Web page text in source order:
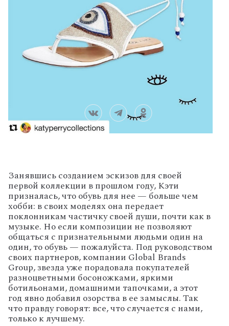
Занявшись созданием эскизов для своей
первой коллекции в прошлом году, Кэти
призналась, что обувь для нее — больше чем
хобби: в своих моделях она передает
поклонникам частичку своей души, почти как в
музыке. Но если композиции не позволяют
общаться с признательными людьми один на
один, то обувь — пожалуйста. Под руководством
своих партнеров, компании Global Brands
Group, звезда уже порадовала покупателей
разноцветными босоножками, яркими
ботильонами, домашними тапочками, а этот
год явно добавил озорства в ее замыслы. Так
что правду говорят: все, что случается с нами,
только к лучшему.